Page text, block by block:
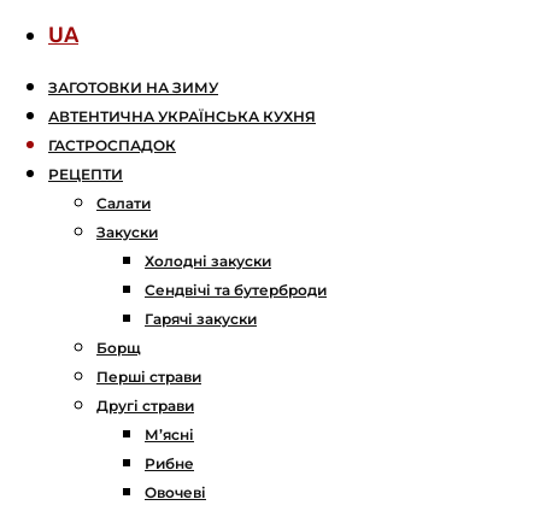
UA
ЗАГОТОВКИ НА ЗИМУ
АВТЕНТИЧНА УКРАЇНСЬКА КУХНЯ
ГАСТРОСПАДОК
РЕЦЕПТИ
Салати
Закуски
Холодні закуски
Сендвічі та бутерброди
Гарячі закуски
Борщ
Перші страви
Другі страви
М’ясні
Рибне
Овочеві